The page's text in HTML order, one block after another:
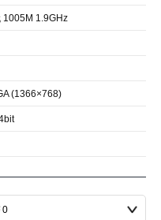
1005M 1.9GHz
(1366×768)